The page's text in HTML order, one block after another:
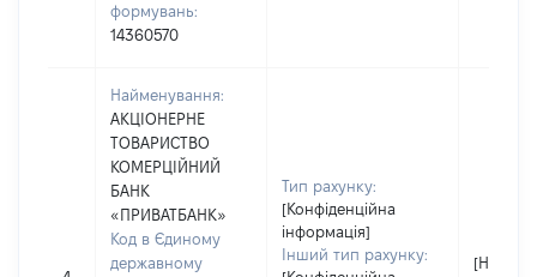
формувань:
14360570
Найменування:
АКЦІОНЕРНЕ
ТОВАРИСТВО
КОМЕРЦІЙНИЙ
БАНК
«ПРИВАТБАНК»
Код в Єдиному
державному
Тип рахунку:
[Конфіденційна
інформація]
Інший тип рахунку:
[Не